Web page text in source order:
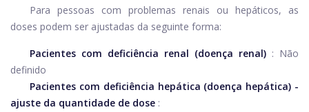
Para pessoas com problemas renais ou hepáticos, as
doses podem ser ajustadas da seguinte forma:
Pacientes com deficiência renal (doença renal) : Não
definido
Pacientes com deficiência hepática (doença hepática) -
ajuste da quantidade de dose :